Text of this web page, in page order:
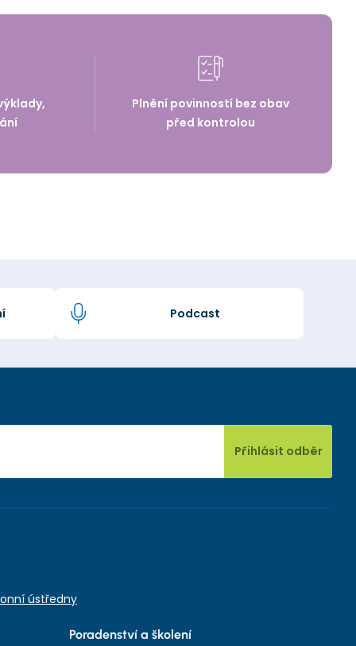
Plnění povinností bez obav
před kontrolou
Podcast
Přihlásit odběr
ústředny
Poradenství a školení